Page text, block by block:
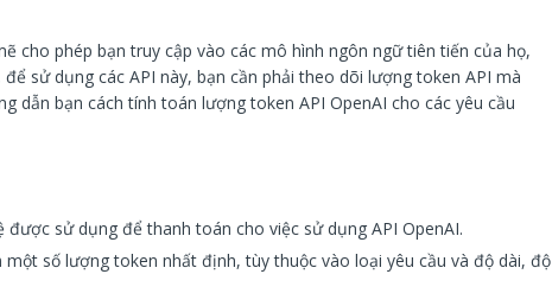
cho phép bạn truy cập vào các mô hình ngôn ngữ tiên tiến của họ,
sử dụng các API này, bạn cần phải theo dõi lượng token API mà
dẫn bạn cách tính toán lượng token API OpenAI cho các yêu cầu
được sử dụng để thanh toán cho việc sử dụng API OpenAI.
một số lượng token nhất định, tùy thuộc vào loại yêu cầu và độ dài, độ